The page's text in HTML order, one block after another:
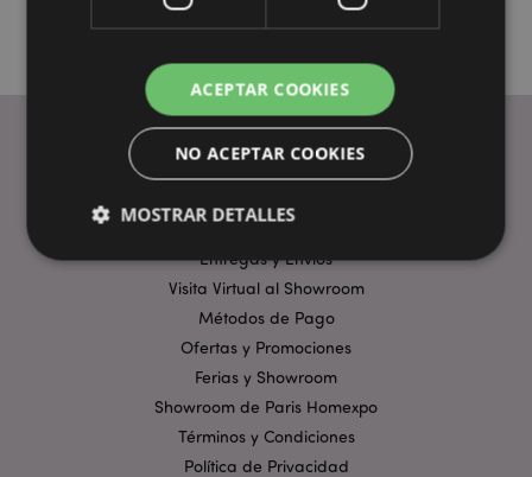
Preguntas Frecuentes
Entregas y Envíos
Visita Virtual al Showroom
Métodos de Pago
Ofertas y Promociones
Ferias y Showroom
Showroom de Paris Homexpo
Términos y Condiciones
Política de Privacidad
ACEPTAR COOKIES
NO ACEPTAR COOKIES
MOSTRAR DETALLES
Estrictamente necesarias
Orientación
Funcionalidad
Las cookies estrictamente necesarias permiten la
funcionalidad básica del sitio web, como el inicio de
sesión del usuario y la gestión de la cuenta. El sitio
web no puede funcionar correctamente sin las
cookies estrictamente necesarias.